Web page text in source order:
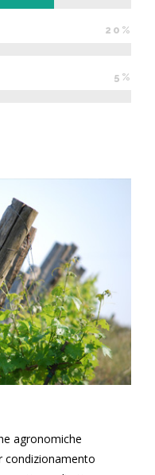
20%
5%
agronomiche
condizionamento